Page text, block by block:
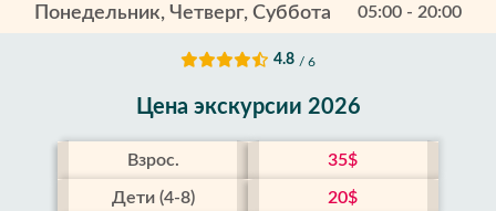
Понедельник, Четверг, Суббота 05:00 - 20:00
4.8 / 6
Цена экскурсии 2026
Взрос. 35$
Дети (4-8) 20$